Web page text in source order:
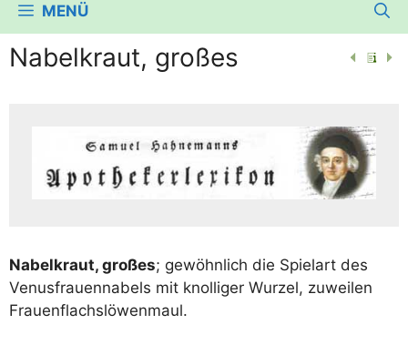
MENÜ
Nabelkraut, großes
Nabel­kraut, gro­ßes; gewöhn­lich die Spiel­art des
Venus­frau­en­na­bels mit knol­li­ger Wur­zel, zuwei­len
Frauenflachslöwenmaul.